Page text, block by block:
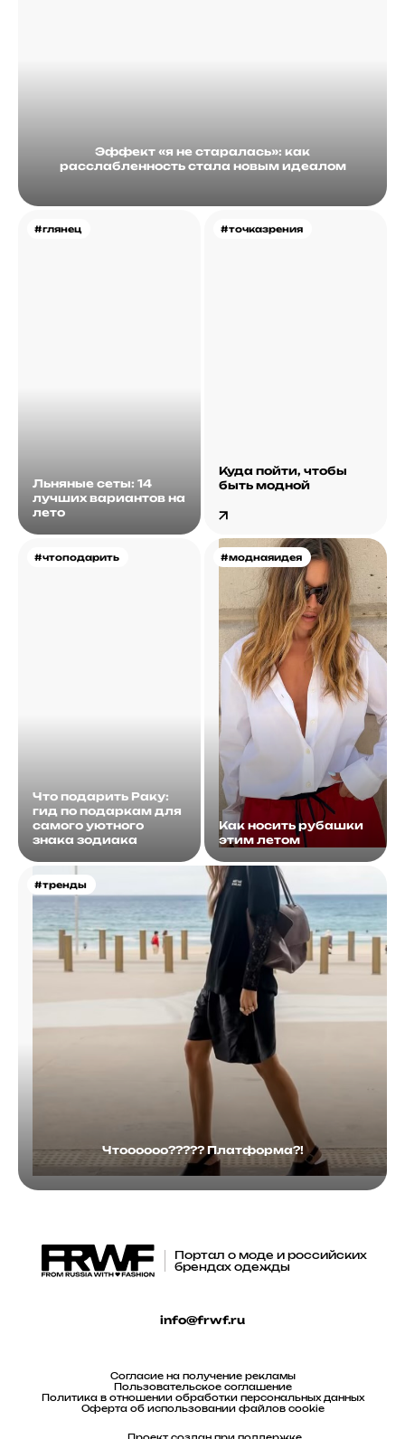
Эффект «я не старалась»: как
расслабленность стала новым идеалом
#глянец
Льняные сеты: 14
лучших вариантов на
лето
#точказрения
Куда пойти, чтобы
быть модной
#чтоподарить
Что подарить Раку:
гид по подаркам для
самого уютного
знака зодиака
#моднаяидея
Как носить рубашки
этим летом
#тренды
Чтоооооо????? Платформа?!
Портал о моде и российских
брендах одежды
info@frwf.ru
Согласие на получение рекламы
Пользовательское соглашение
Политика в отношении обработки персональных данных
Оферта об использовании файлов cookie
Проект создан при поддержке